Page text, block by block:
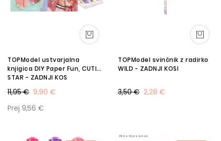
TOPModel ustvarjalna
knjigica DIY Paper Fun, CUTIE
STAR - ZADNJI KOS
9,90 €
11,95 €
Prej 9,56 €
TOPModel svinčnik z radirko
WILD - ZADNJI KOSI
2,28 €
3,50 €